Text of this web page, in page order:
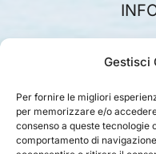
Gestisci
Per fornire le migliori
per memorizzare e/o
consenso a queste tecnologie
comportamento di
Canali